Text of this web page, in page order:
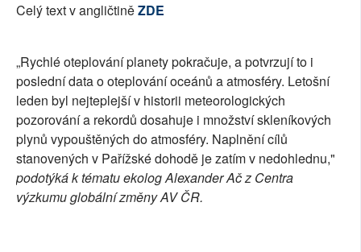
Celý text v angličtiněZDE
„Rychlé oteplování planety pokračuje, a potvrzují to i
poslední data o oteplování oceánů a atmosféry. Letošní
leden byl nejteplejší v historii meteorologických
pozorování a rekordů dosahuje i množství skleníkových
plynů vypouštěných do atmosféry. Naplnění cílů
stanovených v Pařížské dohodě je zatím v nedohlednu,"
podotýká k tématu ekolog Alexander Ač z Centra
výzkumu globální změny AV ČR.